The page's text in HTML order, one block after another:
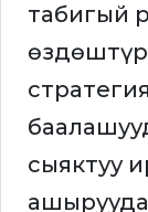
табигый
сыяктуу